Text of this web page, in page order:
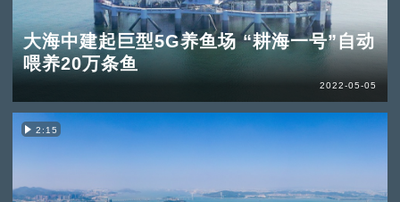
大海中建起巨型5G养鱼场 “耕海一号”自动
喂养20万条鱼
2022-05-05
2:15